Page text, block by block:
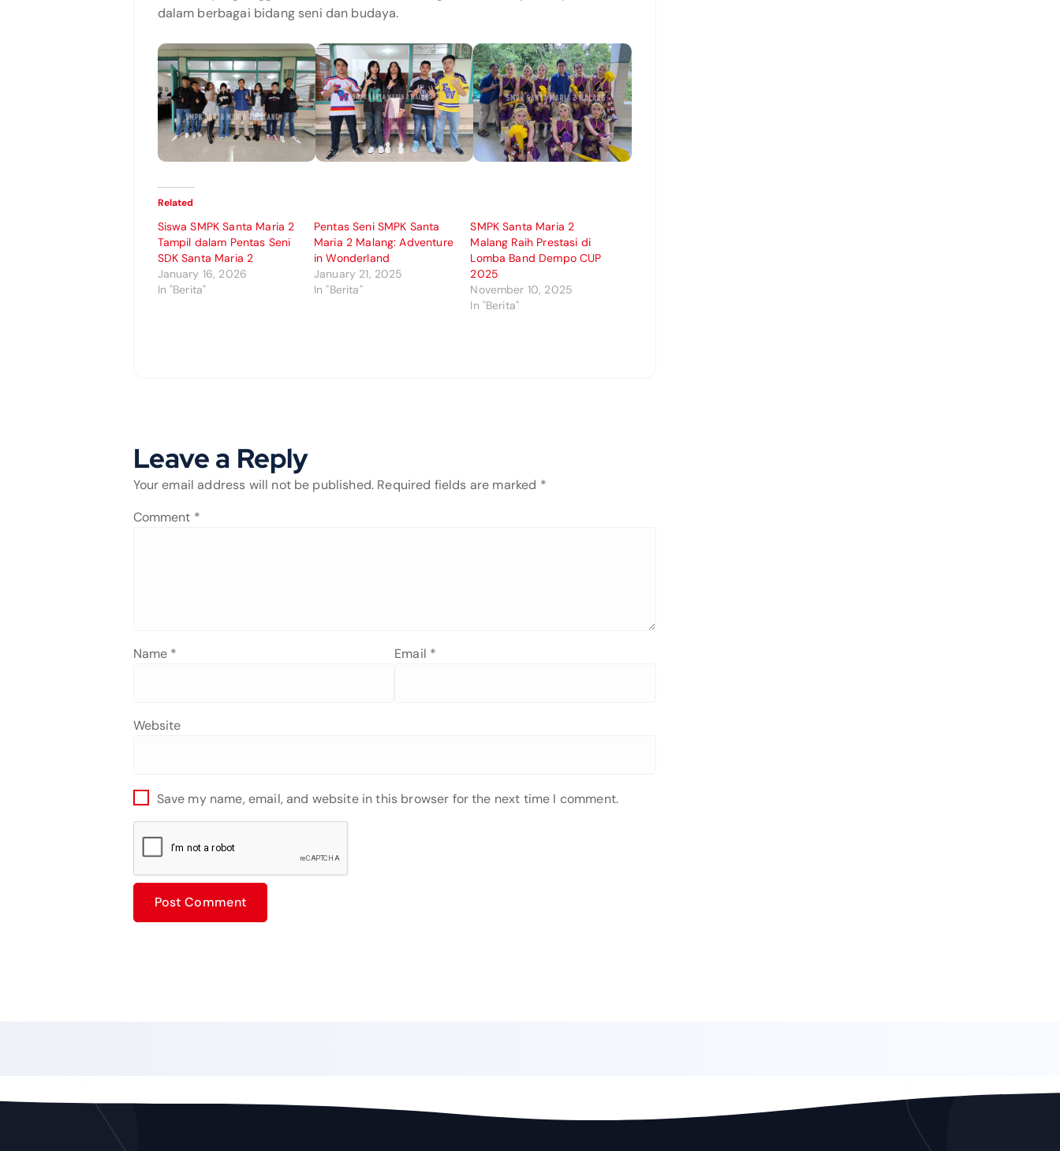
dalam berbagai bidang seni dan budaya.
Related
Siswa SMPK Santa Maria 2
Tampil dalam Pentas Seni
SDK Santa Maria 2
January 16, 2026
In "Berita"
Pentas Seni SMPK Santa
Maria 2 Malang: Adventure
in Wonderland
January 21, 2025
In "Berita"
SMPK Santa Maria 2
Malang Raih Prestasi di
Lomba Band Dempo CUP
2025
November 10, 2025
In "Berita"
Leave a Reply
Your email address will not be published. Required fields are marked *
Comment *
Name * Email *
Website
Save my name, email, and website in this browser for the next time I comment.